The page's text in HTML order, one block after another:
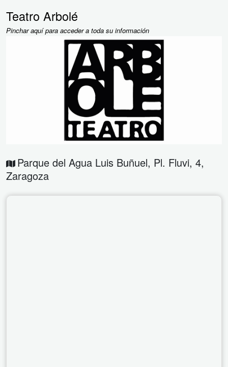
Teatro Arbolé
Pinchar aquí para acceder a toda su información
Parque del Agua Luis Buñuel, Pl. Fluvi, 4,
Zaragoza